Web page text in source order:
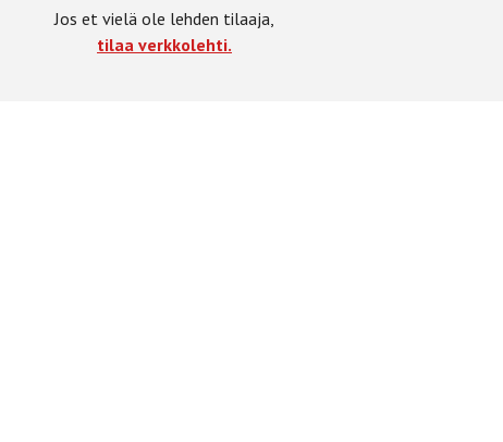
Jos et vielä ole lehden tilaaja,
tilaa verkkolehti.